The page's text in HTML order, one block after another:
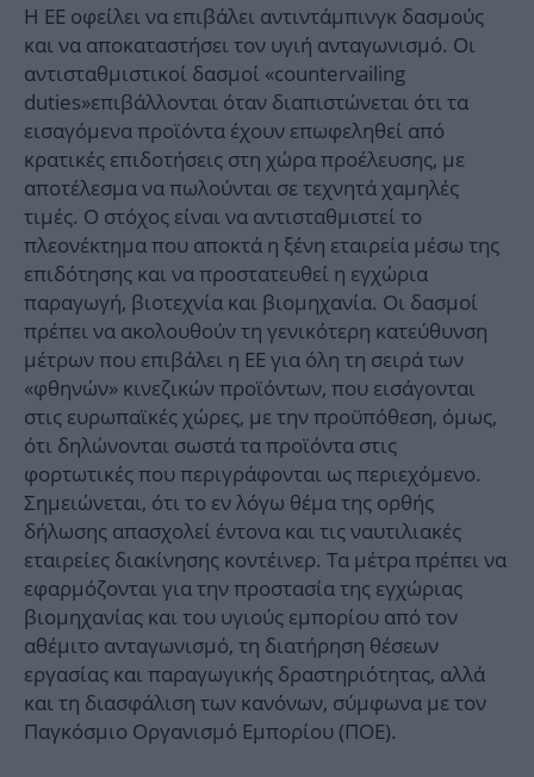
Η ΕΕ οφείλει να επιβάλει αντιντάμπινγκ δασμούς
και να αποκαταστήσει τον υγιή ανταγωνισμό. Οι
αντισταθμιστικοί δασμοί «countervailing
duties»επιβάλλονται όταν διαπιστώνεται ότι τα
εισαγόμενα προϊόντα έχουν επωφεληθεί από
κρατικές επιδοτήσεις στη χώρα προέλευσης, με
αποτέλεσμα να πωλούνται σε τεχνητά χαμηλές
τιμές. Ο στόχος είναι να αντισταθμιστεί το
πλεονέκτημα που αποκτά η ξένη εταιρεία μέσω της
επιδότησης και να προστατευθεί η εγχώρια
παραγωγή, βιοτεχνία και βιομηχανία. Οι δασμοί
πρέπει να ακολουθούν τη γενικότερη κατεύθυνση
μέτρων που επιβάλει η ΕΕ για όλη τη σειρά των
«φθηνών» κινεζικών προϊόντων, που εισάγονται
στις ευρωπαϊκές χώρες, με την προϋπόθεση, όμως,
ότι δηλώνονται σωστά τα προϊόντα στις
φορτωτικές που περιγράφονται ως περιεχόμενο.
Σημειώνεται, ότι το εν λόγω θέμα της ορθής
δήλωσης απασχολεί έντονα και τις ναυτιλιακές
εταιρείες διακίνησης κοντέινερ. Τα μέτρα πρέπει να
εφαρμόζονται για την προστασία της εγχώριας
βιομηχανίας και του υγιούς εμπορίου από τον
αθέμιτο ανταγωνισμό, τη διατήρηση θέσεων
εργασίας και παραγωγικής δραστηριότητας, αλλά
και τη διασφάλιση των κανόνων, σύμφωνα με τον
Παγκόσμιο Οργανισμό Εμπορίου (ΠΟΕ).